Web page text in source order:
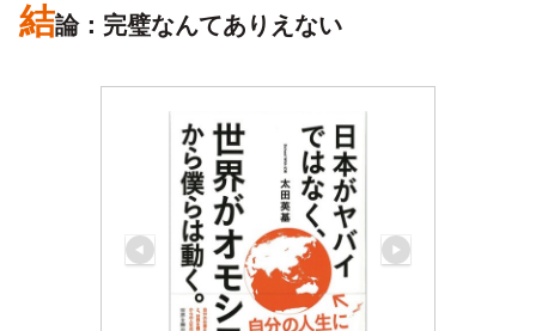
結論：完璧なんてありえない